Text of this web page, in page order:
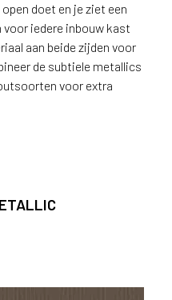
doet en je ziet een
iedere inbouw kast
aan beide zijden voor
de subtiele metallics
voor extra